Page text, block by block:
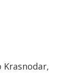
Krasnodar,